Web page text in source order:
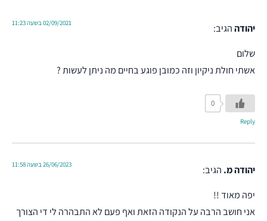
יהודההגיב: 02/09/2021 בשעה 11:23
שלום
אשתי חולת ניקיון וזה כמובן פוגע בחיים מה ניתן לעשות ?
0
Reply
יהודה מ. הגיב: 26/06/2023 בשעה 11:58
יפה מאוד !!
אני חושב הרבה על הנקודה הזאת ואף פעם לא התבהרה לי די הצורך